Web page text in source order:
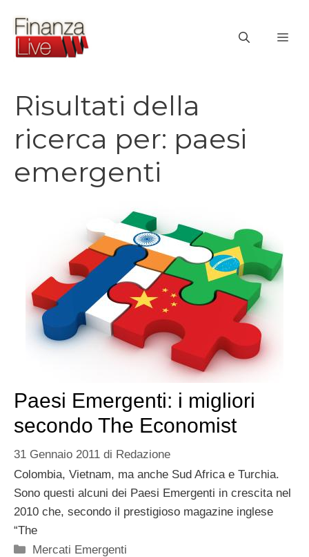
contenuto
Risultati della
ricerca per: paesi
emergenti
Paesi Emergenti: i migliori
secondo The Economist
31 Gennaio 2011 di Redazione
Colombia, Vietnam, ma anche Sud Africa e Turchia.
Sono questi alcuni dei Paesi Emergenti in crescita nel
2010 che, secondo il prestigioso magazine inglese
“The
Categorie
Mercati Emergenti